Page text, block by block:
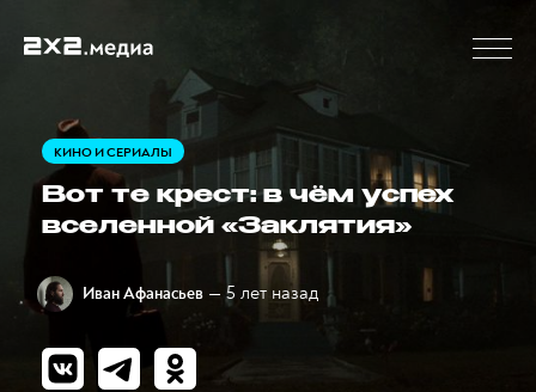
КИНО И СЕРИАЛЫ
Вот те крест: в чём успех
вселенной «Заклятия»
Иван Афанасьев — 5 лет назад